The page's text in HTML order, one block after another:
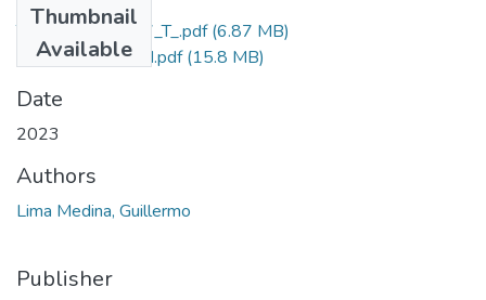
Thumbnail
Available
T036_45265427_T_.pdf(6.87 MB)
Grado de Similitud.pdf(15.8 MB)
Date
2023
Authors
Lima Medina, Guillermo
Publisher